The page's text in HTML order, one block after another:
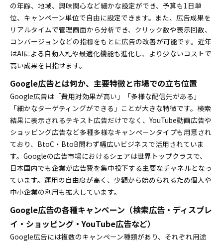
の年齢、地域、興味関心など細かな設定ができ、予算も1日単
位、キャンペーン単位で自由に設定できます。また、広告成果を
リアルタイムで管理画面から分析でき、クリック数や表示回数、
コンバージョンなどの指標をもとに広告の改善が可能です。近年
はAIによる自動入札や最適化機能も進化し、より少ないコストで
高い成果を目指せます。
Google広告とは何か、主要特徴と市場での立ち位置
Google広告は「費用対効果が高い」「多様な配信先がある」
「細かなターゲティングができる」ことが大きな特徴です。検索
結果に表示されるテキスト広告だけでなく、YouTube動画広告や
ショッピング広告など多種多様なキャンペーンタイプも用意され
ており、BtoC・BtoB問わず幅広いビジネスで活用されていま
す。Googleの広告市場におけるシェアは世界トップクラスで、
日本国内でも企業が広告費を集中投下する主要なチャネルとなっ
ています。運用の自由度が高く、少額から始められるため個人や
中小企業の利用も拡大しています。
Google広告の各種キャンペーン（検索広告・ディスプレ
イ・ショッピング・YouTube広告など）
Google広告には複数のキャンペーン種類があり、それぞれ用途